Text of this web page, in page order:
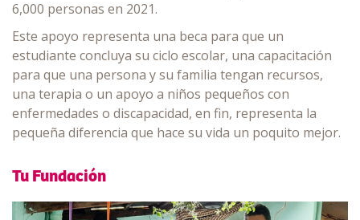
6,000 personas en 2021.
Este apoyo representa una beca para que un
estudiante concluya su ciclo escolar, una capacitación
para que una persona y su familia tengan recursos,
una terapia o un apoyo a niños pequeños con
enfermedades o discapacidad, en fin, representa la
pequeña diferencia que hace su vida un poquito mejor.
Tu Fundación